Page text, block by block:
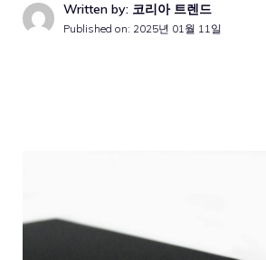
Written by: 코리아 트렌드
Published on: 2025년 01월 11일